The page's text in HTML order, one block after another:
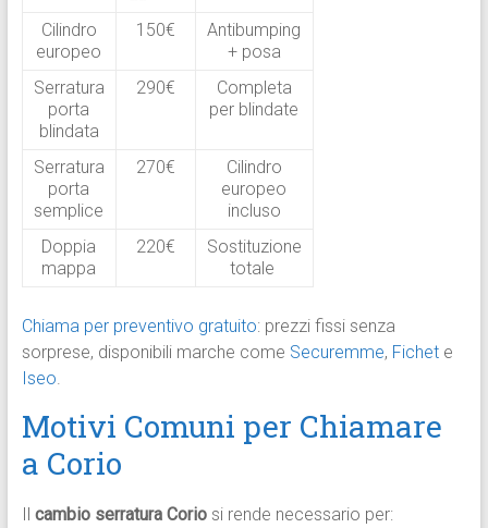
Cilindro
europeo
150€
Antibumping
+ posa
Serratura
porta
blindata
290€
Completa
per blindate
Serratura
porta
semplice
270€
Cilindro
europeo
incluso
Doppia
mappa
220€
Sostituzione
totale
Chiama per preventivo gratuito: prezzi fissi senza
sorprese, disponibili marche come Securemme, Fichete
Iseo.
Motivi Comuni per Chiamare
a Corio
cambio serratura Coriosi rende necessario per: